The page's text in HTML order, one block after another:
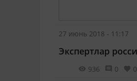
27 июнь 2018 - 11:17
Экспертлар
936 0
0